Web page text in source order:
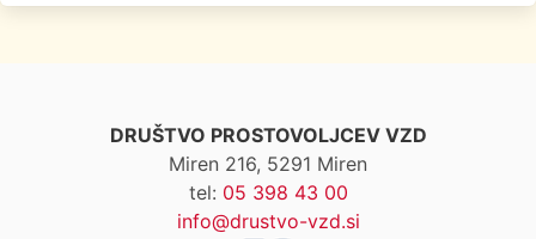
DRUŠTVO PROSTOVOLJCEV VZD
Miren 216, 5291 Miren
tel: 05 398 43 00
info@drustvo-vzd.si